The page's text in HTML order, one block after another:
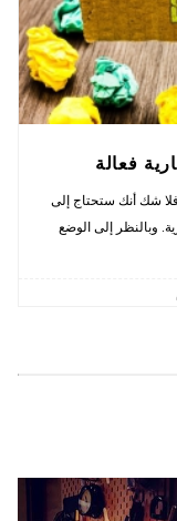
فعالة
شك أنك ستحتاج إلى
وبالنظر إلى الوضع